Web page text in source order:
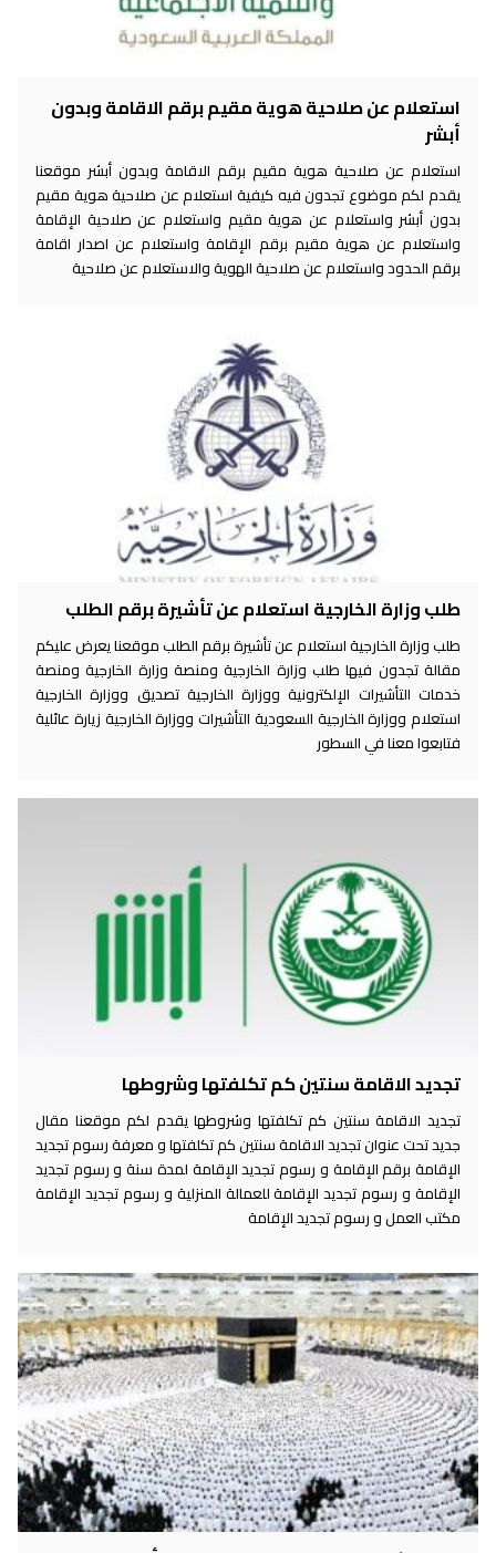
استعلام عن صلاحية هوية مقيم برقم الاقامة وبدون
أبشر
استعلام عن صلاحية هوية مقيم برقم الاقامة وبدون أبشر موقعنا
يقدم لكم موضوع تجدون فيه كيفية استعلام عن صلاحية هوية مقيم
بدون أبشر واستعلام عن هوية مقيم واستعلام عن صلاحية الإقامة
واستعلام عن هوية مقيم برقم الإقامة واستعلام عن اصدار اقامة
برقم الحدود واستعلام عن صلاحية الهوية والاستعلام عن صلاحية
طلب وزارة الخارجية استعلام عن تأشيرة برقم الطلب
طلب وزارة الخارجية استعلام عن تأشيرة برقم الطلب موقعنا يعرض عليكم
مقالة تجدون فيها طلب وزارة الخارجية ومنصة وزارة الخارجية ومنصة
خدمات التأشيرات الإلكترونية ووزارة الخارجية تصديق ووزارة الخارجية
استعلام ووزارة الخارجية السعودية التأشيرات ووزارة الخارجية زيارة عائلية
فتابعوا معنا في السطور
تجديد الاقامة سنتين كم تكلفتها وشروطها
تجديد الاقامة سنتين كم تكلفتها وشروطها يقدم لكم موقعنا مقال
جديد تحت عنوان تجديد الاقامة سنتين كم تكلفتها و معرفة رسوم تجديد
الإقامة برقم الإقامة و رسوم تجديد الإقامة لمدة سنة و رسوم تجديد
الإقامة و رسوم تجديد الإقامة للعمالة المنزلية و رسوم تجديد الإقامة
مكتب العمل و رسوم تجديد الإقامة